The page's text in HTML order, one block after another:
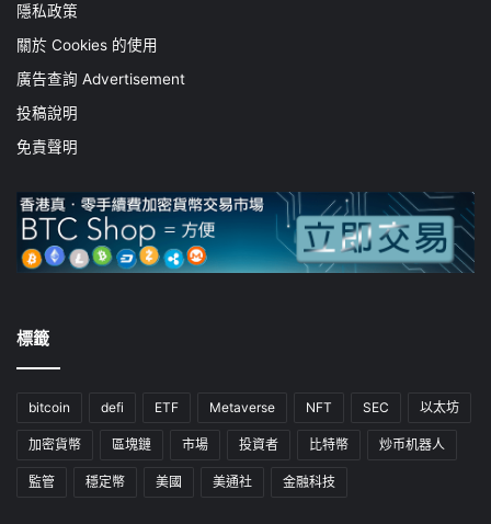
隱私政策
關於 Cookies 的使用
廣告查詢 Advertisement
投稿說明
免責聲明
標籤
bitcoin defi ETF Metaverse NFT SEC 以太坊
加密貨幣 區塊鏈 市場 投資者 比特幣 炒币机器人
監管 穩定幣 美國 美通社 金融科技